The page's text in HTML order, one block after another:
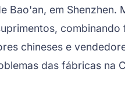
Bao'an, em Shenzhen.
chineses e
das fábricas na